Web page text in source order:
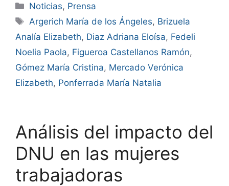
Noticias, Prensa
Argerich María de los Ángeles, Brizuela
Analía Elizabeth, Diaz Adriana Eloísa, Fedeli
Noelia Paola, Figueroa Castellanos Ramón,
Gómez María Cristina, Mercado Verónica
Elizabeth, Ponferrada María Natalia
Análisis del impacto del
DNU en las mujeres
trabajadoras